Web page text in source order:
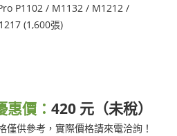
P1102 / M1132 / M1212 /
(1,600張)
惠價：420 元（未稅）
僅供參考，實際價格請來電洽詢！